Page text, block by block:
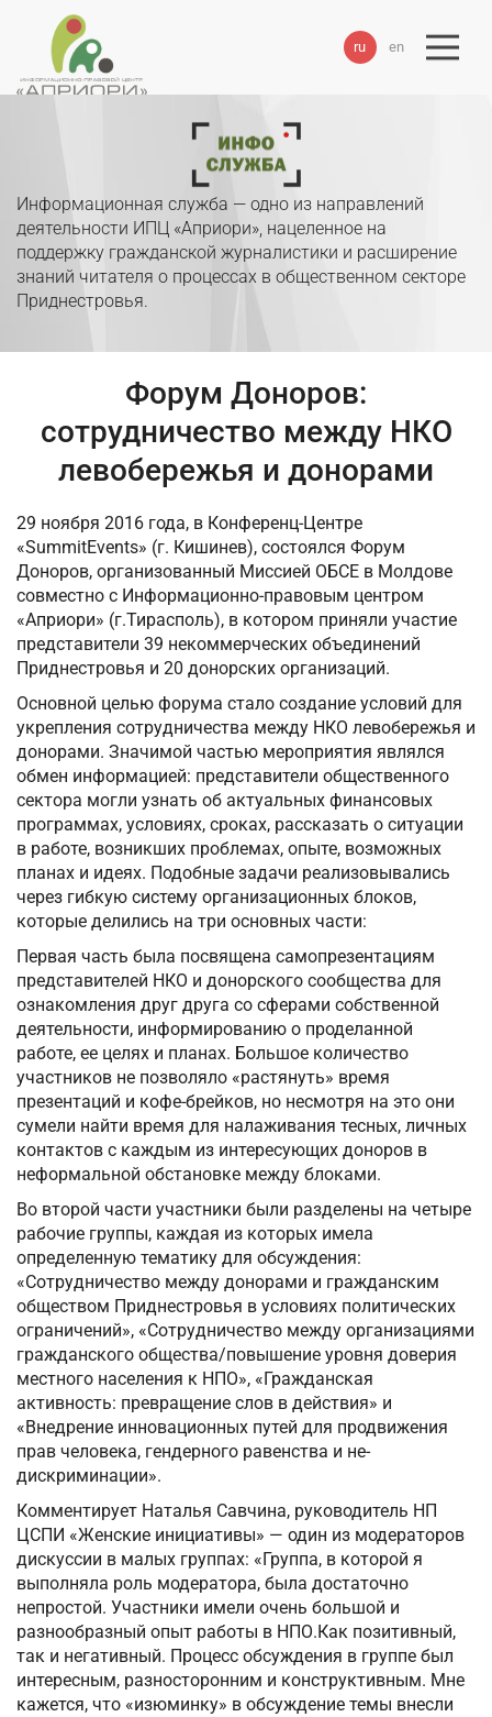
ru en
Информационная служба — одно из направлений
деятельности ИПЦ «Априори», нацеленное на
поддержку гражданской журналистики и расширение
знаний читателя о процессах в общественном секторе
Приднестровья.
Форум Доноров:
сотрудничество между НКО
левобережья и донорами
29 ноября 2016 года, в Конференц-Центре
«SummitEvents» (г. Кишинев), состоялся Форум
Доноров, организованный Миссией ОБСЕ в Молдове
совместно с Информационно-правовым центром
«Априори» (г.Тирасполь), в котором приняли участие
представители 39 некоммерческих объединений
Приднестровья и 20 донорских организаций.
Основной целью форума стало создание условий для
укрепления сотрудничества между НКО левобережья и
донорами. Значимой частью мероприятия являлся
обмен информацией: представители общественного
сектора могли узнать об актуальных финансовых
программах, условиях, сроках, рассказать о ситуации
в работе, возникших проблемах, опыте, возможных
планах и идеях. Подобные задачи реализовывались
через гибкую систему организационных блоков,
которые делились на три основных части:
Первая часть была посвящена самопрезентациям
представителей НКО и донорского сообщества для
ознакомления друг друга со сферами собственной
деятельности, информированию о проделанной
работе, ее целях и планах. Большое количество
участников не позволяло «растянуть» время
презентаций и кофе-брейков, но несмотря на это они
сумели найти время для налаживания тесных, личных
контактов с каждым из интересующих доноров в
неформальной обстановке между блоками.
Во второй части участники были разделены на четыре
рабочие группы, каждая из которых имела
определенную тематику для обсуждения:
«Сотрудничество между донорами и гражданским
обществом Приднестровья в условиях политических
ограничений», «Сотрудничество между организациями
гражданского общества/повышение уровня доверия
местного населения к НПО», «Гражданская
активность: превращение слов в действия» и
«Внедрение инновационных путей для продвижения
прав человека, гендерного равенства и не-
дискриминации».
Комментирует Наталья Савчина, руководитель НП
ЦСПИ «Женские инициативы» — один из модераторов
дискуссии в малых группах: «Группа, в которой я
выполняла роль модератора, была достаточно
непростой. Участники имели очень большой и
разнообразный опыт работы в НПО.Как позитивный,
так и негативный. Процесс обсуждения в группе был
интересным, разносторонним и конструктивным. Мне
кажется, что «изюминку» в обсуждение темы внесли